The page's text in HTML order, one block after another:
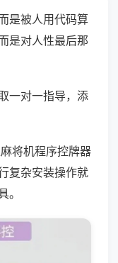
是被人用代码算
是对人性最后那
一对一指导，添
将机程序控牌器
复杂安装操作就
。